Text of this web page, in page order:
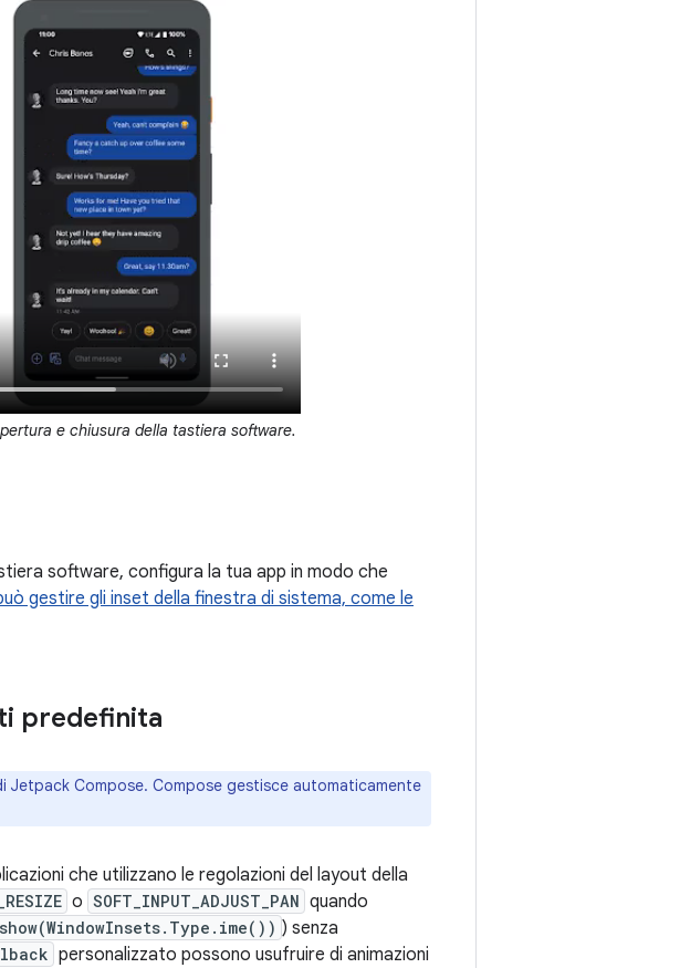
e chiusura della tastiera software.
software, configura la tua app in modo che
gestire gli inset della finestra di sistema, come le
predefinita
Compose. Compose gestisce automaticamente
che utilizzano le regolazioni del layout della
o SOFT_INPUT_ADJUST_PAN quando
) senza
personalizzato possono usufruire di animazioni